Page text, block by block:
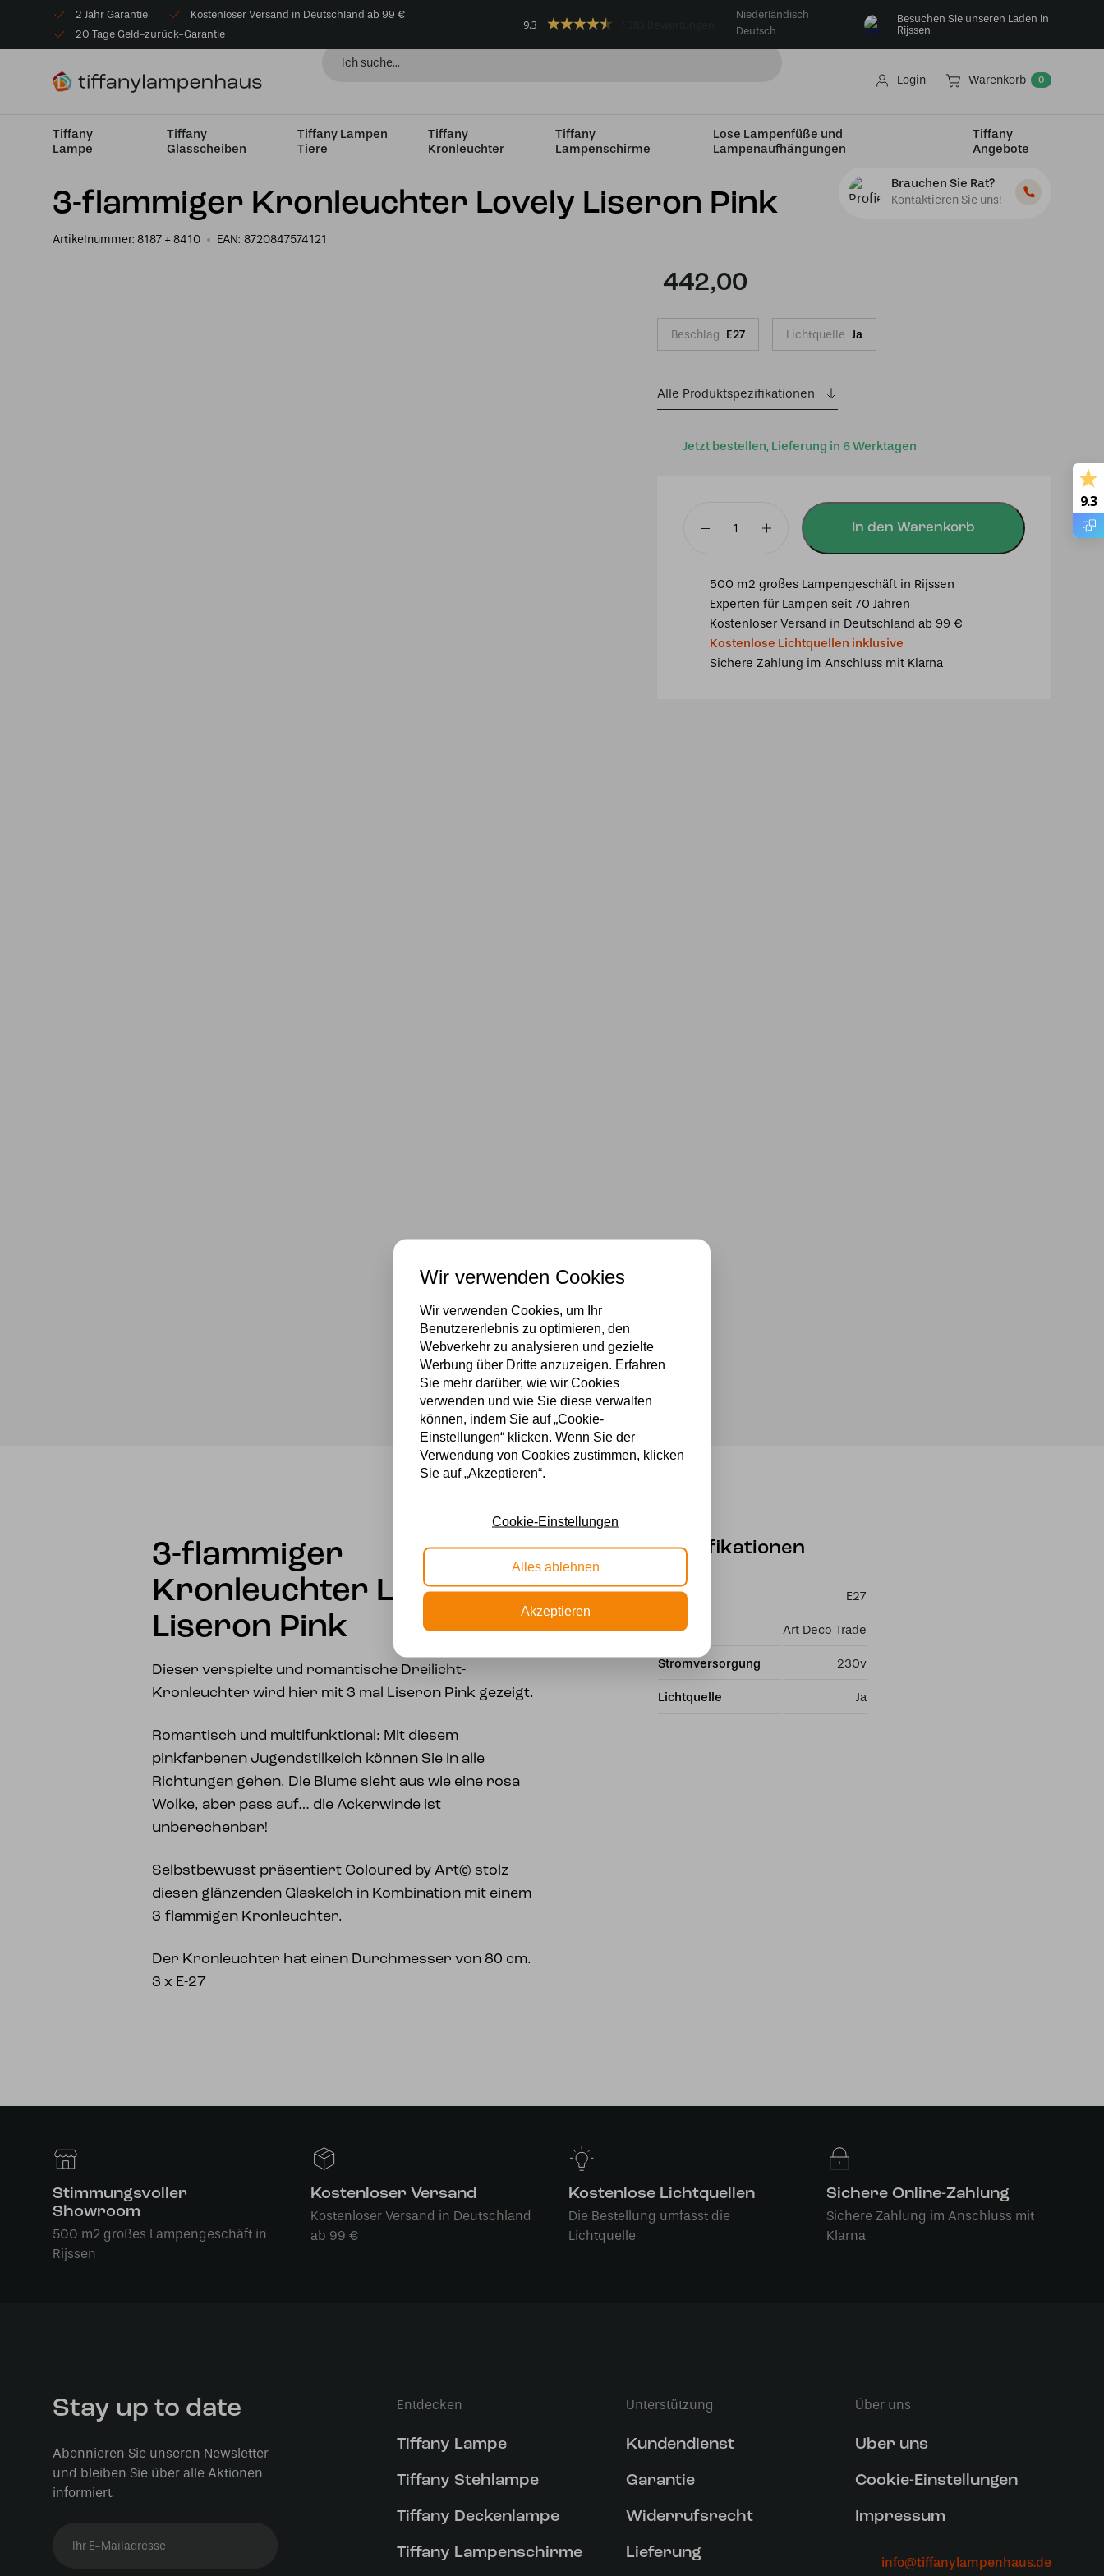
2 Jahr Garantie
Kostenloser Versand in Deutschland ab 99 €
20 Tage Geld-zurück-Garantie
9.3
Niederländisch
Deutsch
Besuchen Sie unseren Laden in
Rijssen
Login Warenkorb 0
Tiffany
Lampe
Tiffany
Glasscheiben
Tiffany Lampen
Tiere
Tiffany
Kronleuchter
Tiffany
Lampenschirme
Lose Lampenfüße und
Lampenaufhängungen
Tiffany
Angebote
Startseite Tiffany Kronleuchter Tiffany kronleuchter 3 flammig 3-flammiger Kronleuchter Lovely Liseron Pink
3-flammiger Kronleuchter Lovely Liseron Pink
Artikelnummer: 8187 + 8410 EAN: 8720847574121
Brauchen Sie Rat?
Kontaktieren Sie uns!
Jetzt bestellen, Lieferung in 6 Werktagen
442,00
Beschlag E27 Lichtquelle Ja
Alle Produktspezifikationen
Liseron
Menge
In den Warenkorb
500 m2 großes Lampengeschäft in Rijssen
Experten für Lampen seit 70 Jahren
Kostenloser Versand in Deutschland ab 99 €
Kostenlose Lichtquellen inklusive
Sichere Zahlung im Anschluss mit Klarna
3-flammiger
Kronleuchter Lovely
Liseron Pink
Dieser verspielte und romantische Dreilicht-
Kronleuchter wird hier mit 3 mal Liseron Pink gezeigt.
Romantisch und multifunktional: Mit diesem
pinkfarbenen Jugendstilkelch können Sie in alle
Richtungen gehen. Die Blume sieht aus wie eine rosa
Wolke, aber pass auf… die Ackerwinde ist
unberechenbar!
Selbstbewusst präsentiert Coloured by Art© stolz
diesen glänzenden Glaskelch in Kombination mit einem
3-flammigen Kronleuchter.
Der Kronleuchter hat einen Durchmesser von 80 cm.
3 x E-27
Spezifikationen
Fassung E27
Marke Art Deco Trade
Stromversorgung 230v
Lichtquelle Ja
Stimmungsvoller
Showroom
500 m2 großes Lampengeschäft in
Rijssen
Kostenloser Versand
Kostenloser Versand in Deutschland
ab 99 €
Kostenlose Lichtquellen
Die Bestellung umfasst die
Lichtquelle
Sichere Online-Zahlung
Sichere Zahlung im Anschluss mit
Klarna
9.3
Stay up to date
Abonnieren Sie unseren Newsletter
und bleiben Sie über alle Aktionen
informiert.
Entdecken
Tiffany Lampe
Tiffany Stehlampe
Tiffany Deckenlampe
Tiffany Lampenschirme
Unterstützung
Kundendienst
Garantie
Widerrufsrecht
Lieferung
Über uns
Uber uns
Cookie-Einstellungen
Impressum
info@tiffanylampenhaus.de
Wir verwenden Cookies
Wir verwenden Cookies, um Ihr
Benutzererlebnis zu optimieren, den
Webverkehr zu analysieren und gezielte
Werbung über Dritte anzuzeigen. Erfahren
Sie mehr darüber, wie wir Cookies
verwenden und wie Sie diese verwalten
können, indem Sie auf „Cookie-
Einstellungen“ klicken. Wenn Sie der
Verwendung von Cookies zustimmen, klicken
Sie auf „Akzeptieren“.
Cookie-Einstellungen
Alles ablehnen
Akzeptieren